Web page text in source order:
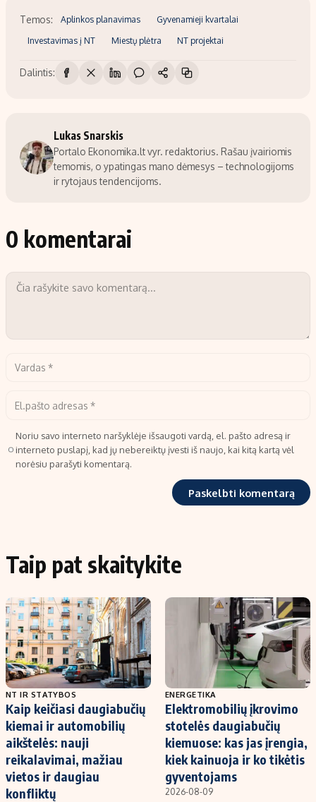
Temos: Aplinkos planavimas Gyvenamieji kvartalai
Investavimas į NT Miestų plėtra NT projektai
Dalintis:
Lukas Snarskis
Portalo Ekonomika.lt vyr. redaktorius. Rašau įvairiomis
temomis, o ypatingas mano dėmesys – technologijoms
ir rytojaus tendencijoms.
0 komentarai
Noriu savo interneto naršyklėje išsaugoti vardą, el. pašto adresą ir
interneto puslapį, kad jų nebereiktų įvesti iš naujo, kai kitą kartą vėl
norėsiu parašyti komentarą.
Taip pat skaitykite
NT IR STATYBOS
Kaip keičiasi daugiabučių
kiemai ir automobilių
aikštelės: nauji
reikalavimai, mažiau
vietos ir daugiau
konfliktų
ENERGETIKA
Elektromobilių įkrovimo
stotelės daugiabučių
kiemuose: kas jas įrengia,
kiek kainuoja ir ko tikėtis
gyventojams
2026-08-09